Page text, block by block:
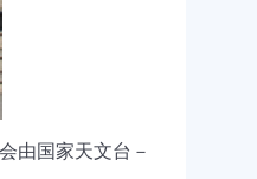
由国家天文台－